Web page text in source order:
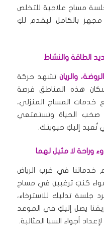
مساج علاجية للتخلص
مجهز بالكامل ليقدم لكِ
الطاقة والنشاط
والريانتشهد حركة
هذه المناطق فرصة
خدمات المساج المنزلي،
صخب الحياة وتستمتعي
تُعيد إليكِ حيويتك.
وراحة لا مثيل لهما
خدماتنا في غرب الرياض
سواء كنتِ ترغبين في مساج
جلسة تدليك للاسترخاء،
يصل إليكِ في الموعد
أجواء السبا المثالية.